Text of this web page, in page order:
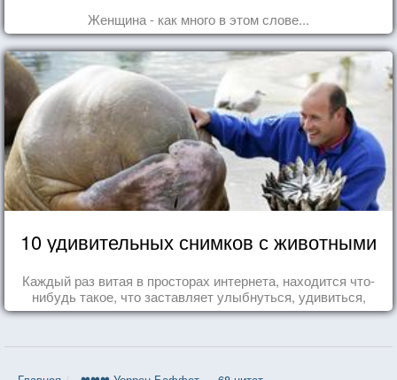
Женщина - как много в этом слове...
10 удивительных снимков с животными
Каждый раз витая в просторах интернета, находится что-
нибудь такое, что заставляет улыбнуться, удивиться,
восхититься...